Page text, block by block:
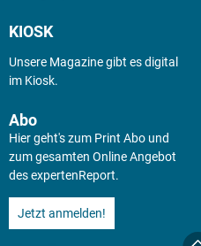
KIOSK
Unsere Magazine gibt es digital
im Kiosk.
Abo
Hier geht's zum Print Abo und
zum gesamten Online Angebot
des expertenReport.
Jetzt anmelden!